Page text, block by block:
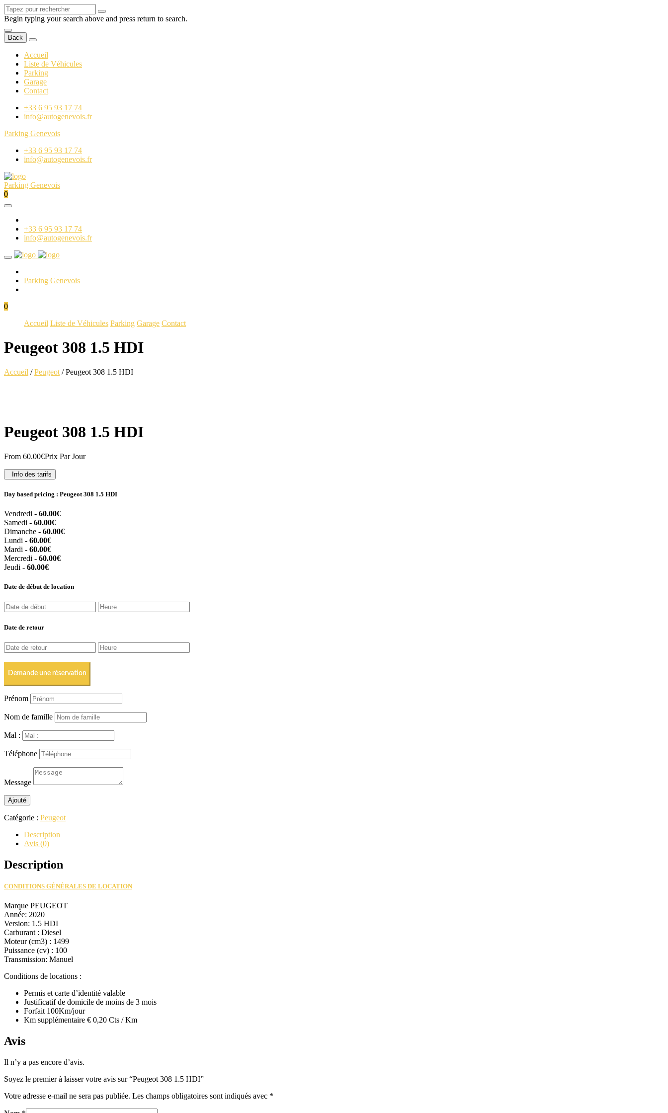
Begin typing your search above and press return to search.
Back
Accueil
Liste de Véhicules
Parking
Garage
Contact
+33 6 95 93 17 74
info@autogenevois.fr
Parking Genevois
+33 6 95 93 17 74
info@autogenevois.fr
Parking Genevois
0
+33 6 95 93 17 74
info@autogenevois.fr
Parking Genevois
0
Accueil Liste de Véhicules Parking Garage Contact
Peugeot 308 1.5 HDI
Accueil /Peugeot / Peugeot 308 1.5 HDI
Peugeot 308 1.5 HDI
From 60.00€Prix Par Jour
Info des tarifs
Day based pricing : Peugeot 308 1.5 HDI
Vendredi - 60.00€
Samedi - 60.00€
Dimanche - 60.00€
Lundi - 60.00€
Mardi - 60.00€
Mercredi - 60.00€
Jeudi - 60.00€
Date de début de location
Date de retour
Demande une réservation
Prénom
Nom de famille
Mal :
Téléphone
Message
Ajouté
Catégorie : Peugeot
Description
Avis (0)
Description
CONDITIONS GÉNÉRALES DE LOCATION
Marque PEUGEOT
Année: 2020
Version: 1.5 HDI
Carburant : Diesel
Moteur (cm3) : 1499
Puissance (cv) : 100
Transmission: Manuel
Conditions de locations :
Permis et carte d’identité valable
Justificatif de domicile de moins de 3 mois
Forfait 100Km/jour
Km supplémentaire € 0,20 Cts / Km
Avis
Il n’y a pas encore d’avis.
Soyez le premier à laisser votre avis sur “Peugeot 308 1.5 HDI”
Votre adresse e-mail ne sera pas publiée. Les champs obligatoires sont indiqués avec *